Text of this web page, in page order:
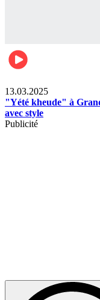
13.03.2025
"Yété kheude" à
avec style
Publicité